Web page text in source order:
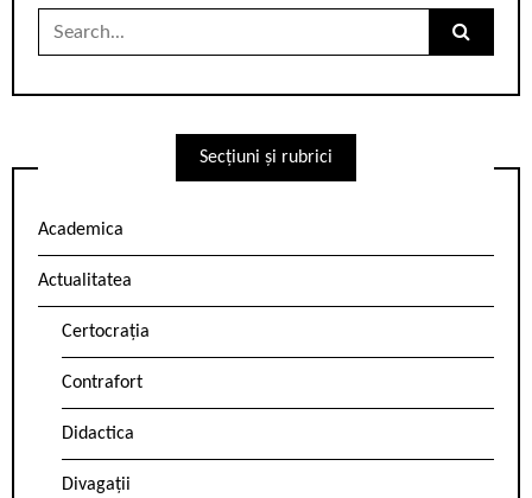
Search
Secțiuni și rubrici
Academica
Actualitatea
Certocrația
Contrafort
Didactica
Divagații